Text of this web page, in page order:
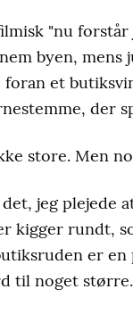
"nu
byen,
et
store. Men
jeg plejede
kigger rundt,
er
til noget større.